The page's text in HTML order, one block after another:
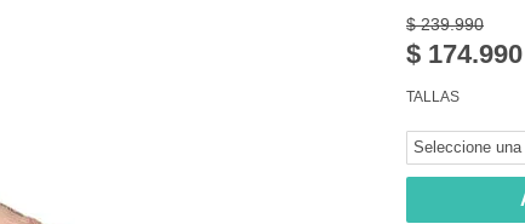
$ 239.990
$ 174.990
TALLAS
Seleccione